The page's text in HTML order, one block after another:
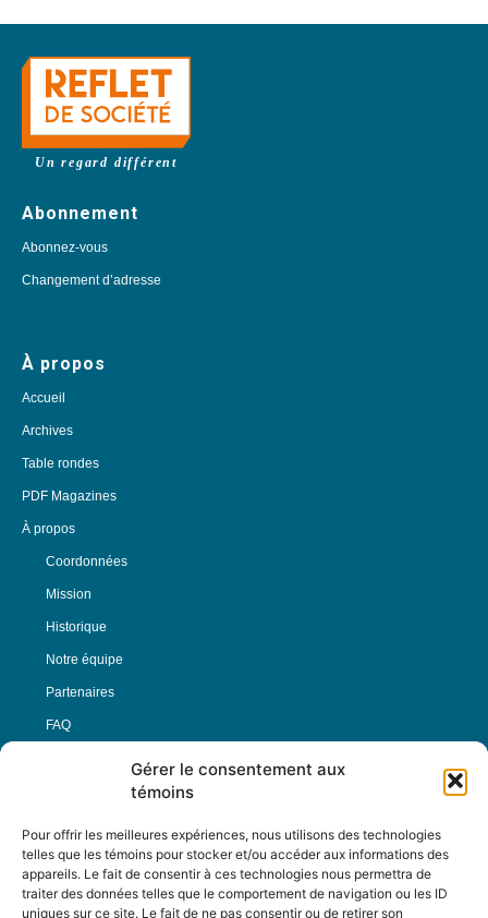
Gérer le consentement aux
témoins
Pour offrir les meilleures expériences, nous utilisons des technologies
telles que les témoins pour stocker et/ou accéder aux informations des
appareils. Le fait de consentir à ces technologies nous permettra de
traiter des données telles que le comportement de navigation ou les ID
uniques sur ce site. Le fait de ne pas consentir ou de retirer son
Un regard différent
Abonnement
Abonnez-vous
Changement d’adresse
À propos
Accueil
Archives
Table rondes
PDF Magazines
À propos
Coordonnées
Mission
Historique
Notre équipe
Partenaires
FAQ
Nous Suivre